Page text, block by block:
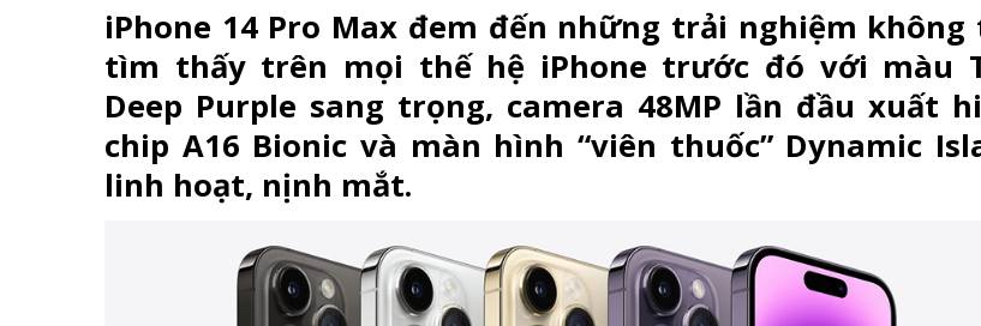
iPhone 14 Pro Max đem đến những trải nghiệm không
tìm thấy trên mọi thế hệ iPhone trước đó với màu
Deep Purple sang trọng, camera 48MP lần đầu xuất
chip A16 Bionic và màn hình “viên thuốc” Dynamic
linh hoạt, nịnh mắt.